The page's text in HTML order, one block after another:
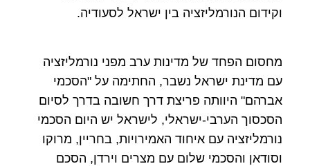
וקידום הנורמליזציה בין ישראל לסעודיה.
מחסום הפחד של מדינות ערב מפני נורמליזציה
עם מדינת ישראל נשבר, החתימה על "הסכמי
אברהם" היוותה פריצת דרך חשובה בדרך לסיום
הסכסוך הערבי-ישראלי, לישראל יש היום הסכמי
נורמליזציה עם איחוד האמירויות, בחריין, מרוקו
וסודאן והסכמי שלום עם מצרים וירדן, הסכם